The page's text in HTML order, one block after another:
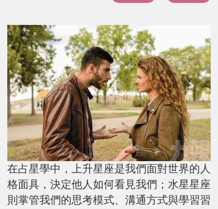
在占星學中，上升星座是我們面對世界的人
格面具，決定他人如何看見我們；水星星座
則掌管我們的思考模式、溝通方式與學習習